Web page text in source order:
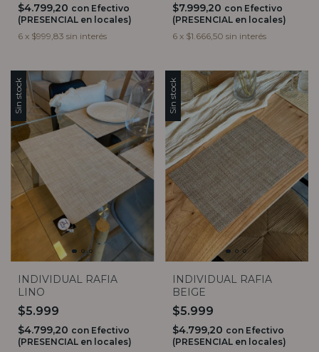
$4.799,20 con Efectivo
(PRESENCIAL en locales)
6 x $999,83 sin interés
$7.999,20 con Efectivo
(PRESENCIAL en locales)
6 x $1.666,50 sin interés
Sin stock
INDIVIDUAL RAFIA
LINO
$5.999
$4.799,20 con Efectivo
(PRESENCIAL en locales)
Sin stock
INDIVIDUAL RAFIA
BEIGE
$5.999
$4.799,20 con Efectivo
(PRESENCIAL en locales)